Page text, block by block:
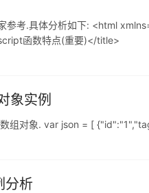
参考.具体分析如下: <html
函数特点(重要)</title>
象实例
组对象. var json = [
分析